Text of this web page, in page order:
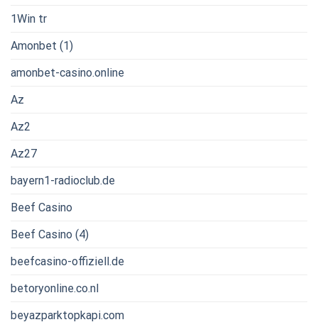
1Win tr
Amonbet (1)
amonbet-casino.online
Az
Az2
Az27
bayern1-radioclub.de
Beef Casino
Beef Casino (4)
beefcasino-offiziell.de
betoryonline.co.nl
beyazparktopkapi.com